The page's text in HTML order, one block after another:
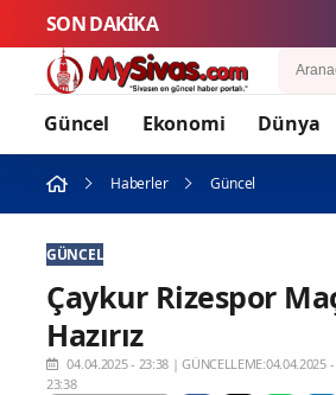
SON DAKİKA
Güncel Ekonomi Dünya
Haberler Güncel
GÜNCEL
Çaykur Rizespor
Hazırız
04.04.2025 - 23:38 |GÜNCELLEME:04.04.2025 -
23:38